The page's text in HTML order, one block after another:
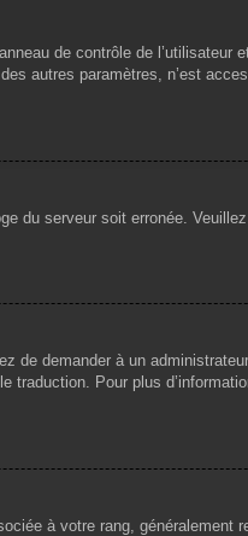
de contrôle de l’utilisateur
autres paramètres, n’est
du serveur soit erronée.
demander à un
traduction. Pour plus
à votre rang, généralement